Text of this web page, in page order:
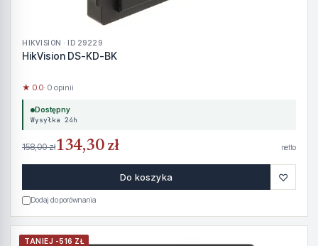
HIKVISION · ID 29229
HikVision DS-KD-BK
★ 0.0· 0 opinii
Dostępny
Wysyłka 24h
158,00 zł134,30 zł netto
Do koszyka ♡
Dodaj do porównania
TANIEJ -516 ZŁ